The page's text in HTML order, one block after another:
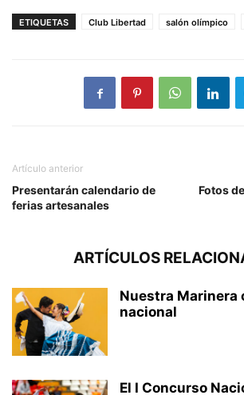
ETIQUETAS Club Libertad salón olímpico
Artículo anterior
Presentarán calendario de
ferias artesanales
Fotos
ARTÍCULOS
Nuestra Marinera
nacional
El I Concurso